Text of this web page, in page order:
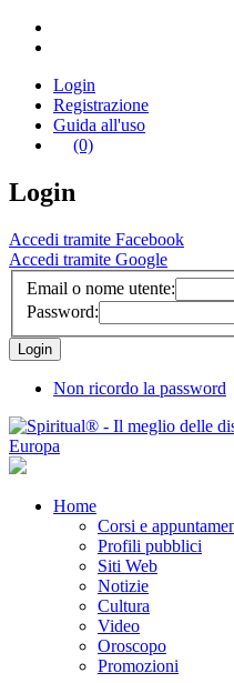
Login
Registrazione
Guida all'uso
(0)
Login
Accedi tramite Facebook
Accedi tramite Google
Email o nome utente:
Password:
Non ricordo la password
Home
Corsi e
Profili pubblici
Siti Web
Notizie
Cultura
Video
Oroscopo
Promozioni